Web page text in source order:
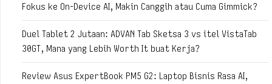
Fokus ke On-Device AI, Makin Canggih atau Cuma Gimmick?
Duel Tablet 2 Jutaan: ADVAN Tab Sketsa 3 vs itel VistaTab
30GT, Mana yang Lebih Worth It buat Kerja?
Review Asus ExpertBook PM5 G2: Laptop Bisnis Rasa AI,